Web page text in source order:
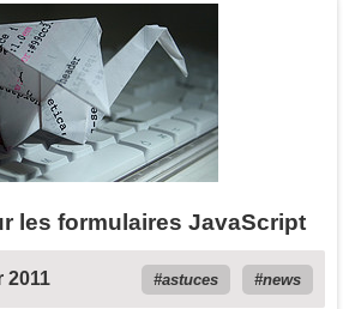
les formulaires JavaScript
2011 astuces news